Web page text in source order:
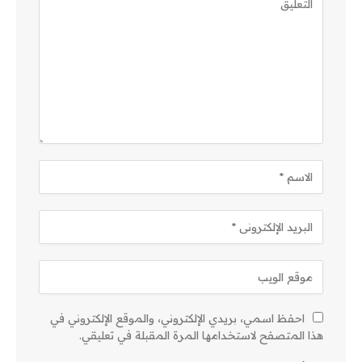
احفظ اسمي، بريدي الإلكتروني، والموقع الإلكتروني في
هذا المتصفح لاستخدامها المرة المقبلة في تعليقي.